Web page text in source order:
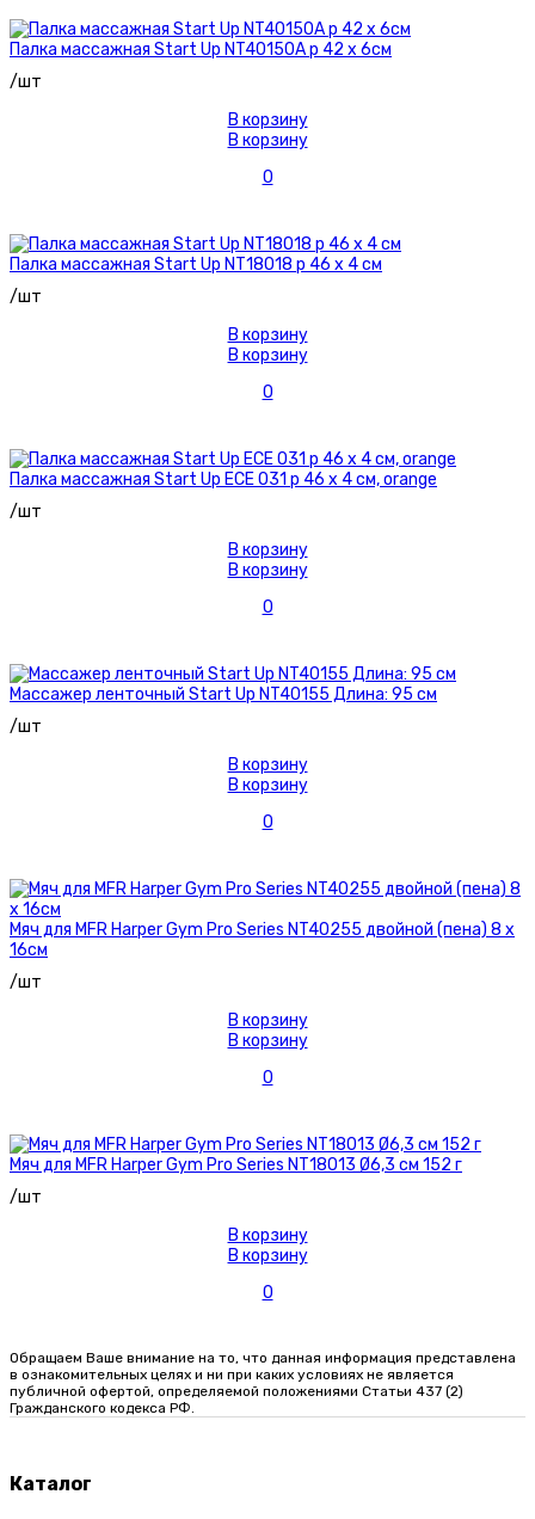
Палка массажная Start Up NT40150A р 42 х 6см
/шт
В корзину
В корзину
0
Палка массажная Start Up NT18018 р 46 х 4 см
/шт
В корзину
В корзину
0
Палка массажная Start Up ECE 031 р 46 х 4 см, orange
/шт
В корзину
В корзину
0
Массажер ленточный Start Up NT40155 Длина: 95 см
/шт
В корзину
В корзину
0
Мяч для MFR Harper Gym Pro Series NT40255 двойной (пена) 8 х
16см
/шт
В корзину
В корзину
0
Мяч для MFR Harper Gym Pro Series NT18013 Ø6,3 см 152 г
/шт
В корзину
В корзину
0
Обращаем Ваше внимание на то, что данная информация представлена
в ознакомительных целях и ни при каких условиях не является
публичной офертой, определяемой положениями Статьи 437 (2)
Гражданского кодекса РФ.
Каталог